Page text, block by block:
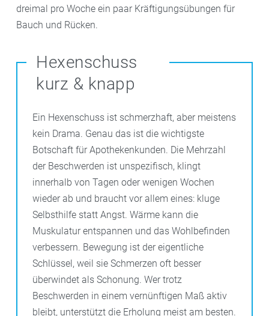
dreimal pro Woche ein paar Kräftigungsübungen für
Bauch und Rücken.
Hexenschuss
kurz & knapp
Ein Hexenschuss ist schmerzhaft, aber meistens
kein Drama. Genau das ist die wichtigste
Botschaft für Apothekenkunden. Die Mehrzahl
der Beschwerden ist unspezifisch, klingt
innerhalb von Tagen oder wenigen Wochen
wieder ab und braucht vor allem eines: kluge
Selbsthilfe statt Angst. Wärme kann die
Muskulatur entspannen und das Wohlbefinden
verbessern. Bewegung ist der eigentliche
Schlüssel, weil sie Schmerzen oft besser
überwindet als Schonung. Wer trotz
Beschwerden in einem vernünftigen Maß aktiv
bleibt, unterstützt die Erholung meist am besten.